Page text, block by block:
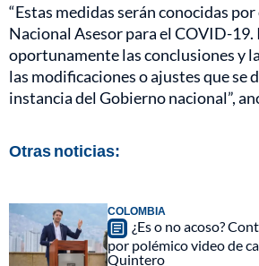
“Estas medidas serán conocidas
Nacional Asesor para el COVID-
oportunamente las conclusiones y
las modificaciones o ajustes que se
instancia del Gobierno nacional”,
Otras noticias:
COLOMBIA
¿Es o no acoso?
por polémico video de
Quintero